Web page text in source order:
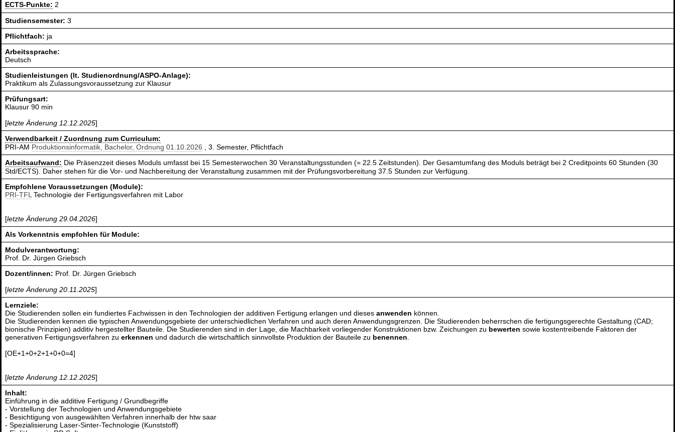
ECTS-Punkte: 2
Studiensemester:3
Pflichtfach: ja
Arbeitssprache:
Deutsch
Studienleistungen (lt. Studienordnung/ASPO-Anlage):
Praktikum als Zulassungsvoraussetzung zur Klausur
Prüfungsart:
Klausur 90 min
[letzte Änderung 12.12.2025]
Verwendbarkeit / Zuordnung zum Curriculum:
PRI-AM Produktionsinformatik, Bachelor, Ordnung 01.10.2026 , 3. Semester, Pflichtfach
Arbeitsaufwand: Die Präsenzzeit dieses Moduls umfasst bei 15 Semesterwochen 30 Veranstaltungsstunden (= 22.5 Zeitstunden). Der Gesamtumfang des Moduls beträgt bei 2 Creditpoints 60 Stunden (30
Std/ECTS). Daher stehen für die Vor- und Nachbereitung der Veranstaltung zusammen mit der Prüfungsvorbereitung 37.5 Stunden zur Verfügung.
Empfohlene Voraussetzungen (Module):
PRI-TFLTechnologie der Fertigungsverfahren mit Labor
[letzte Änderung 29.04.2026]
Als Vorkenntnis empfohlen für Module:
Modulverantwortung:
Prof. Dr. Jürgen Griebsch
Dozent/innen: Prof. Dr. Jürgen Griebsch
[letzte Änderung 20.11.2025]
Lernziele:
Die Studierenden sollen ein fundiertes Fachwissen in den Technologien der additiven Fertigung erlangen und diesesanwenden können.
Die Studierenden kennen die typischen Anwendungsgebiete der unterschiedlichen Verfahren und auch deren Anwendungsgrenzen. Die Studierenden beherrschen die fertigungsgerechte Gestaltung (CAD;
bionische Prinzipien) additiv hergestellter Bauteile. Die Studierenden sind in der Lage, die Machbarkeit vorliegender Konstruktionen bzw. Zeichungen zu bewerten sowie kostentreibende Faktoren der
generativen Fertigungsverfahren zuerkennen und dadurch die wirtschaftlich sinnvollste Produktion der Bauteile zu benennen.
[OE+1+0+2+1+0+0=4]
[letzte Änderung 12.12.2025]
Inhalt:
Einführung in die additive Fertigung / Grundbegriffe
- Vorstellung der Technologien und Anwendungsgebiete
- Besichtigung von ausgewählten Verfahren innerhalb der htw saar
- Spezialisierung Laser-Sinter-Technologie (Kunststoff)